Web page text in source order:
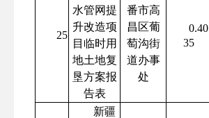
25
水管网提
升改造项
目临时用
地土地复
垦方案报
告表
番市高
昌区葡
萄沟街
道办事
处
0.40
35
新疆